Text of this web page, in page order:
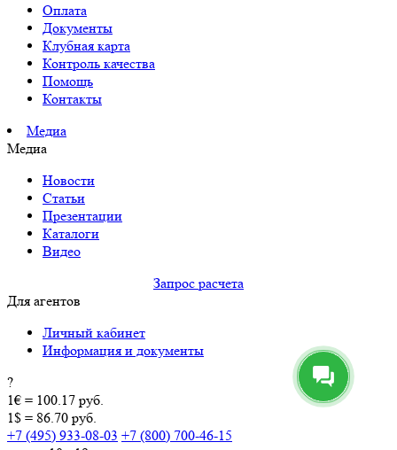
Оплата
Документы
Клубная карта
Контроль качества
Помощь
Контакты
Медиа
Медиа
Новости
Статьи
Презентации
Каталоги
Видео
Запрос расчета
Для агентов
Личный кабинет
Информация и документы
?
1€ = 100.17 руб.
1$ = 86.70 руб.
+7 (495) 933-08-03 +7 (800) 700-46-15